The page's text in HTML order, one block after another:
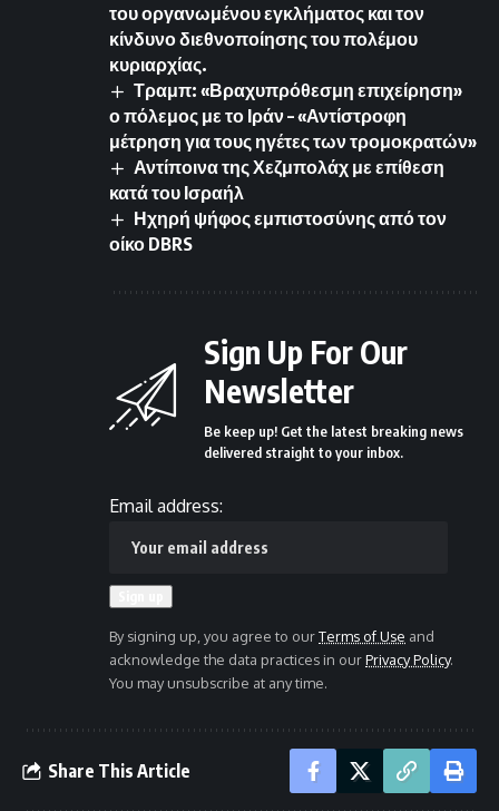
του οργανωμένου εγκλήματος και τον
κίνδυνο διεθνοποίησης του πολέμου
κυριαρχίας.
Τραμπ: «Βραχυπρόθεσμη επιχείρηση»
ο πόλεμος με το Ιράν – «Αντίστροφη
μέτρηση για τους ηγέτες των τρομοκρατών»
Αντίποινα της Χεζμπολάχ με επίθεση
κατά του Ισραήλ
Ηχηρή ψήφος εμπιστοσύνης από τον
οίκο DBRS
Sign Up For Our
Newsletter
Be keep up! Get the latest breaking news
delivered straight to your inbox.
Email address:
By signing up, you agree to ourTerms of Use and
acknowledge the data practices in ourPrivacy Policy.
You may unsubscribe at any time.
Share This Article